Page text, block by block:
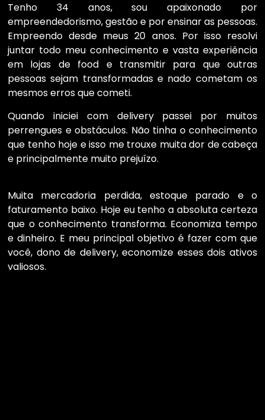
Tenho 34 anos, sou apaixonado por
empreendedorismo, gestão e por ensinar as pessoas.
Empreendo desde meus 20 anos. Por isso resolvi
juntar todo meu conhecimento e vasta experiência
em lojas de food e transmitir para que outras
pessoas sejam transformadas e nado cometam os
mesmos erros que cometi.
Quando iniciei com delivery passei por muitos
perrengues e obstáculos. Não tinha o conhecimento
que tenho hoje e isso me trouxe muita dor de cabeça
e principalmente muito prejuízo.
Muita mercadoria perdida, estoque parado e o
faturamento baixo. Hoje eu tenho a absoluta certeza
que o conhecimento transforma. Economiza tempo
e dinheiro. E meu principal objetivo é fazer com que
você, dono de delivery, economize esses dois ativos
valiosos.